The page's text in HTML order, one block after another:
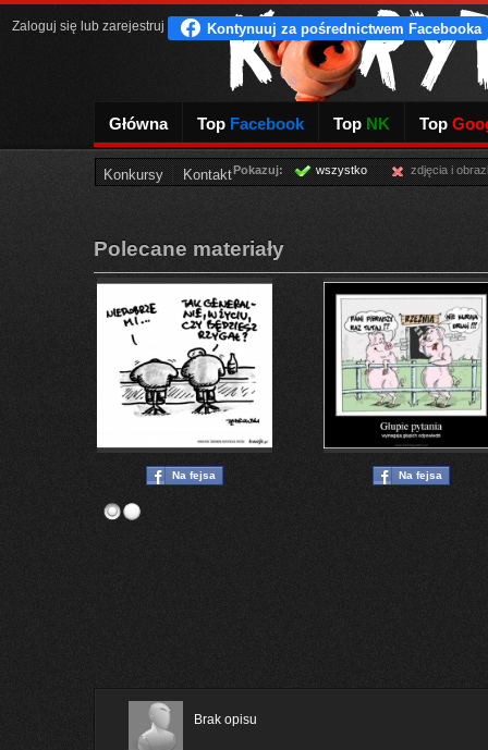
Główna Top Facebook Top NK Top
Konkursy Kontakt
Zaloguj się lub zarejestruj
Pokazuj: wszystko zdjęcia i
Polecane materiały
Na fejsa Na fejsa
Brak opisu